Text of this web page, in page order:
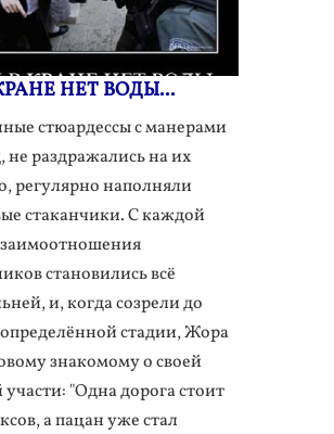
НЕТ ВОДЫ...
стюардессы с манерами
не раздражались на их
регулярно наполняли
стаканчики. С каждой
становились всё
и, когда созрели до
стадии, Жора
знакомому о своей
"Одна дорога стоит
а пацан уже стал